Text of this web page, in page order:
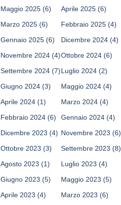
Maggio 2025 (6) Aprile 2025 (6)
Marzo 2025 (6) Febbraio 2025 (4)
Gennaio 2025 (6) Dicembre 2024 (4)
Novembre 2024 (4)Ottobre 2024 (6)
Settembre 2024 (7)Luglio 2024 (2)
Giugno 2024 (3) Maggio 2024 (4)
Aprile 2024 (1) Marzo 2024 (4)
Febbraio 2024 (6) Gennaio 2024 (4)
Dicembre 2023 (4) Novembre 2023 (6)
Ottobre 2023 (3) Settembre 2023 (8)
Agosto 2023 (1) Luglio 2023 (4)
Giugno 2023 (5) Maggio 2023 (5)
Aprile 2023 (4) Marzo 2023 (6)